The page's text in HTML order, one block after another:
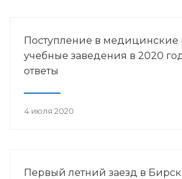
Поступление в
учебные заведения в 2020
ответы
4 июля 2020
Первый летний заезд в